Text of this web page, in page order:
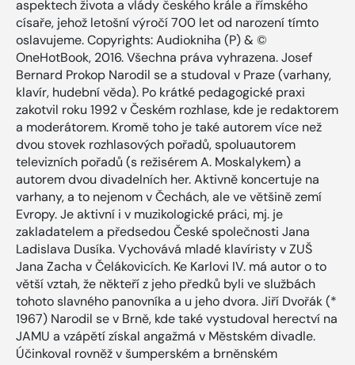
aspektech života a vlády českého krále a římského
císaře, jehož letošní výročí 700 let od narození tímto
oslavujeme. Copyrights: Audiokniha (P) & ©
OneHotBook, 2016. Všechna práva vyhrazena. Josef
Bernard Prokop Narodil se a studoval v Praze (varhany,
klavír, hudební věda). Po krátké pedagogické praxi
zakotvil roku 1992 v Českém rozhlase, kde je redaktorem
a moderátorem. Kromě toho je také autorem více než
dvou stovek rozhlasových pořadů, spoluautorem
televizních pořadů (s režisérem A. Moskalykem) a
autorem dvou divadelních her. Aktivně koncertuje na
varhany, a to nejenom v Čechách, ale ve většině zemí
Evropy. Je aktivní i v muzikologické práci, mj. je
zakladatelem a předsedou České společnosti Jana
Ladislava Dusíka. Vychovává mladé klavíristy v ZUŠ
Jana Zacha v Čelákovicích. Ke Karlovi IV. má autor o to
větší vztah, že někteří z jeho předků byli ve službách
tohoto slavného panovníka a u jeho dvora. Jiří Dvořák (*
1967) Narodil se v Brně, kde také vystudoval herectví na
JAMU a vzápětí získal angažmá v Městském divadle.
Účinkoval rovněž v šumperském a brněnském